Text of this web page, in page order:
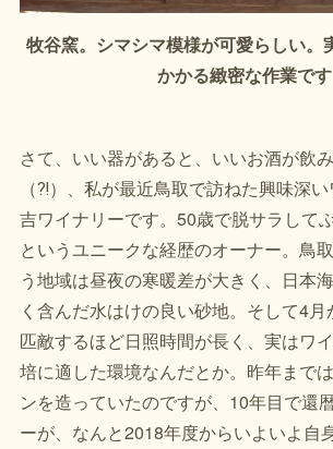
牧谷窯。シマシマ模様が可愛らしい。
かかる緻密な作業です
さて、いい器があると、いいお酒が飲
（⁈）、私が最近鳥取で訪ねた興味深
吉ワイナリーです。50歳で脱サラして
というユニークな経歴のオーナー。鳥
う地域は昼夜の寒暖差が大きく、日本
く含んだ水はけの良い砂地。そして4
匹敵するほど日照時間が長く、実はワ
培に適した環境なんだとか。昨年まで
ンを造っていたのですが、10年目で還
ーが、なんと2018年度からいよいよ自